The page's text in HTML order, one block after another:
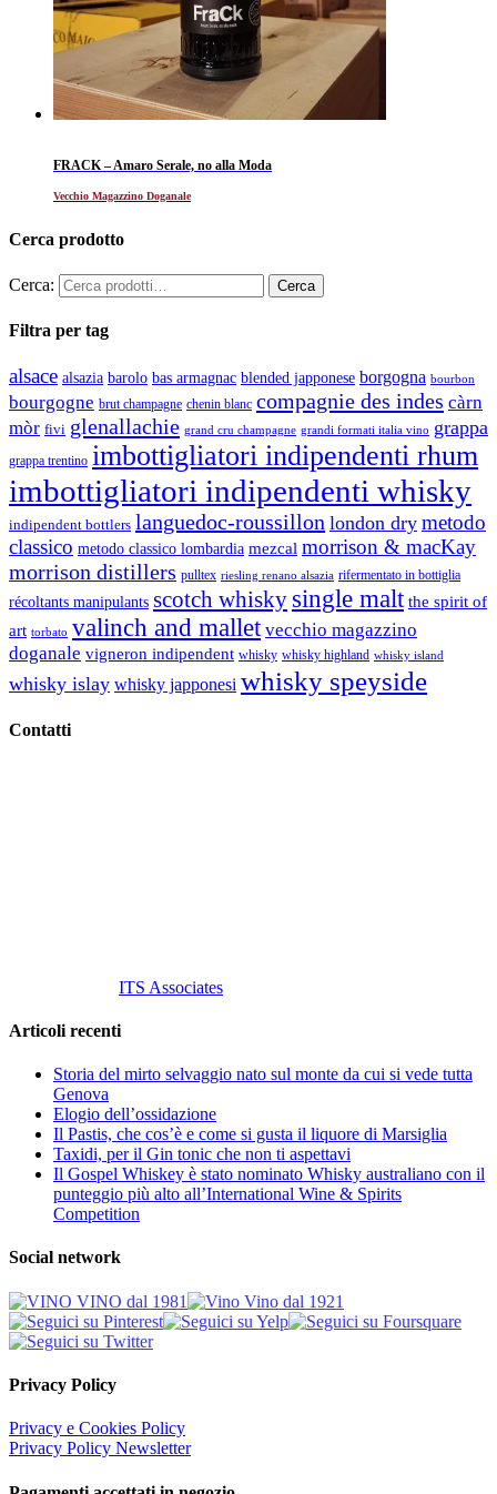
FRACK – Amaro Serale, no alla Moda
Vecchio Magazzino Doganale
Cerca prodotto
Cerca:
Filtra per tag
alsace alsazia barolo bas armagnac blended japponese borgogna bourbon
bourgogne brut champagne chenin blanc compagnie des indes càrn
mòr fivi glenallachie grand cru champagne grandi formati italia vino grappa
grappa trentino imbottigliatori indipendenti rhum
imbottigliatori indipendenti whisky
indipendent bottlers languedoc-roussillon london dry metodo
classico metodo classico lombardia mezcal morrison & macKay
morrison distillers pulltex riesling renano alsazia rifermentato in bottiglia
récoltants manipulants scotch whisky single malt the spirit of
art torbato valinch and mallet vecchio magazzino
doganale vigneron indipendent whisky whisky highland whisky island
whisky islay whisky japponesi whisky speyside
Contatti
ITS Associates
Articoli recenti
Storia del mirto selvaggio nato sul monte da cui si vede tutta
Genova
Elogio dell’ossidazione
Il Pastis, che cos’è e come si gusta il liquore di Marsiglia
Taxidi, per il Gin tonic che non ti aspettavi
Il Gospel Whiskey è stato nominato Whisky australiano con il
punteggio più alto all’International Wine & Spirits
Competition
Social network
Privacy Policy
Privacy e Cookies Policy
Privacy Policy Newsletter